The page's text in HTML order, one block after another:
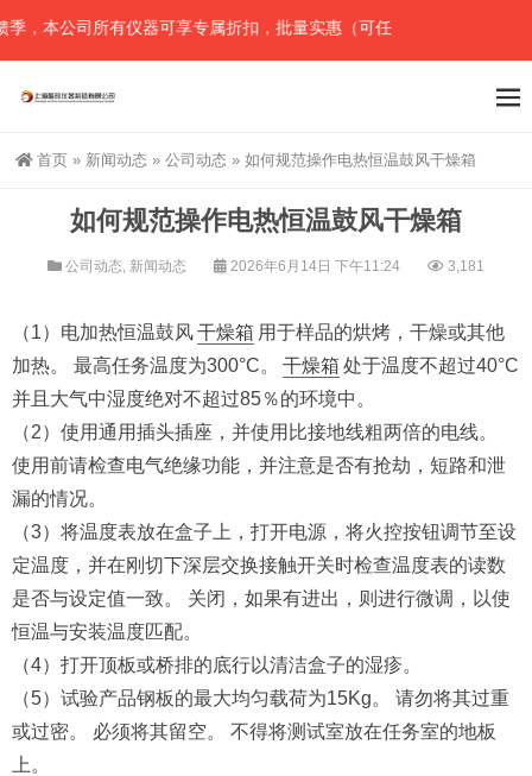
，本公司所有仪器可享专属折扣，批量实惠（可任意组合），详情请
首页 » 新闻动态 » 公司动态 » 如何规范操作电热恒温鼓风干燥箱
如何规范操作电热恒温鼓风干燥箱
公司动态, 新闻动态 2026年6月14日 下午11:24 3,181
（1）电加热恒温鼓风干燥箱 用于样品的烘烤，干燥或其他
加热。 最高任务温度为300°C。
干燥箱 处于温度不超过40°C
并且大气中湿度绝对不超过85％的环境中。
（2）使用通用插头插座，并使用比接地线粗两倍的电线。
使用前请检查电气绝缘功能，并注意是否有抢劫，短路和泄
漏的情况。
（3）将温度表放在盒子上，打开电源，将火控按钮调节至设
定温度，并在刚切下深层交换接触开关时检查温度表的读数
是否与设定值一致。 关闭，如果有进出，则进行微调，以使
恒温与安装温度匹配。
（4）打开顶板或桥排的底行以清洁盒子的湿疹。
（5）试验产品钢板的最大均匀载荷为15Kg。 请勿将其过重
或过密。 必须将其留空。 不得将测试室放在任务室的地板
上。